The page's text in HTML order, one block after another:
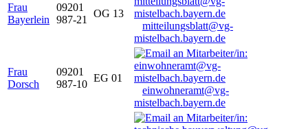
Frau
Bayerlein
09201
987-21
OG 13
mitteilungsblatt@vg-
mistelbach.bayern.de
Frau
Dorsch
09201
987-10
EG 01
einwohneramt@vg-
mistelbach.bayern.de